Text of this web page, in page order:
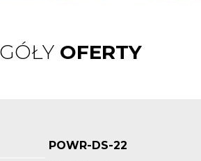
OFERTY
POWR-DS-22